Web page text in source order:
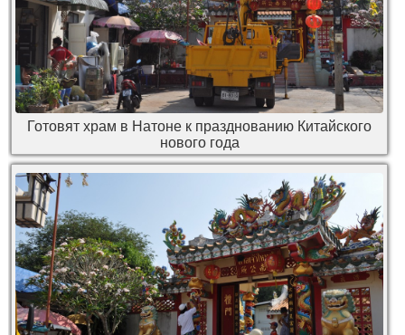
Готовят храм в Натоне к празднованию Китайского
нового года